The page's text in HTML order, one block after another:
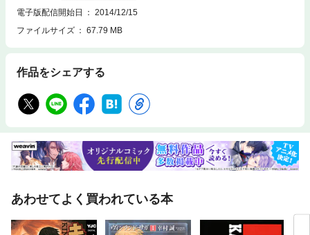
電子版配信開始日
2014/12/15
ファイルサイズ
67.79 MB
作品をシェアする
あわせてよく買われている本